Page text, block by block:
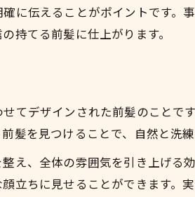
に伝えることがポイントです。
持てる前髪に仕上がります。
てデザインされた前髪のことで
を見つけることで、自然と洗練
え、全体の雰囲気を引き上げる
立ちに見せることができます。